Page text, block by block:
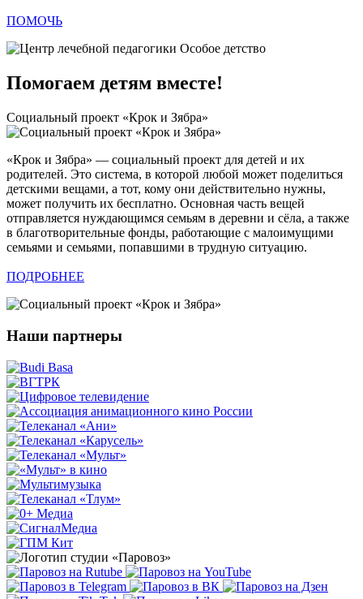
ПОМОЧЬ
Помогаем детям вместе!
Cоциальный проект «Крок и Зябра»
«Крок и Зябра» — социальный проект для детей и их
родителей. Это система, в которой любой может поделиться
детскими вещами, а тот, кому они действительно нужны,
может получить их бесплатно. Основная часть вещей
отправляется нуждающимся семьям в деревни и сёла, а также
в благотворительные фонды, работающие с малоимущими
семьями и семьями, попавшими в трудную ситуацию.
ПОДРОБНЕЕ
Наши партнеры